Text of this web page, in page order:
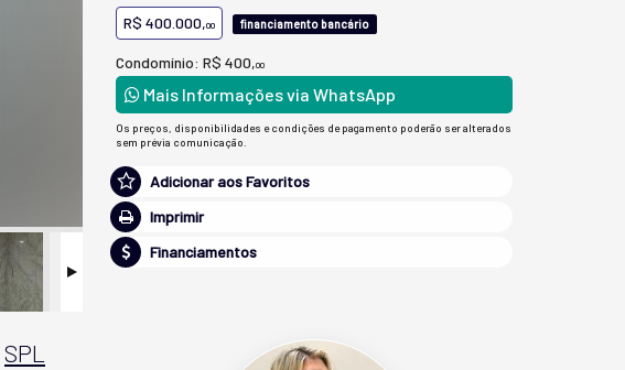
R$ 400.000,00 financiamento bancário
Condomínio: R$ 400,00
Mais Informações via WhatsApp
Os preços, disponibilidades e condições de pagamento poderão ser alterados
sem prévia comunicação.
Adicionar aos Favoritos
Imprimir
Financiamentos
SPL